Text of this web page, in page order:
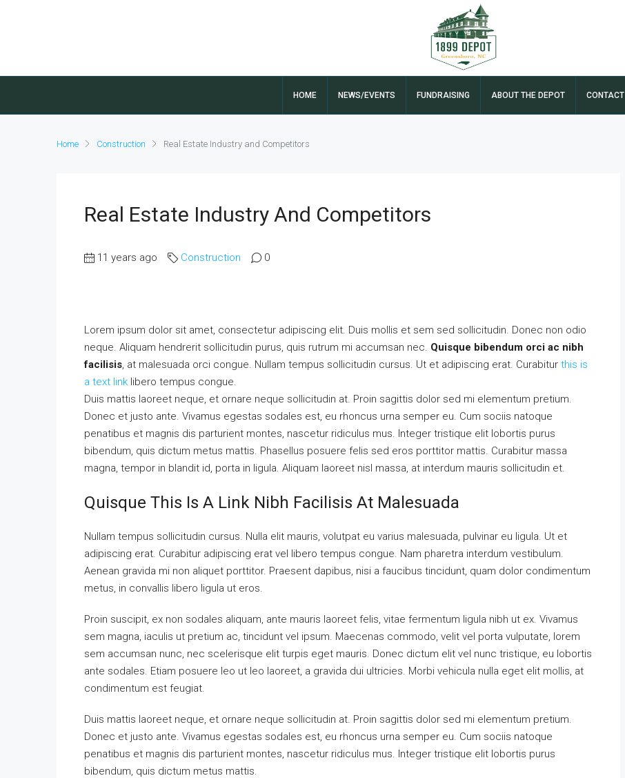
HOME NEWS/EVENTS FUNDRAISING ABOUT THE DEPOT CONTACT
Home Construction Real Estate Industry and Competitors
Real Estate Industry And Competitors
11 years ago Construction 0
Lorem ipsum dolor sit amet, consectetur adipiscing elit. Duis mollis et sem sed sollicitudin. Donec non odio
neque. Aliquam hendrerit sollicitudin purus, quis rutrum mi accumsan nec. Quisque bibendum orci ac nibh
facilisis, at malesuada orci congue. Nullam tempus sollicitudin cursus. Ut et adipiscing erat. Curabitur this is
a text link libero tempus congue.
Duis mattis laoreet neque, et ornare neque sollicitudin at. Proin sagittis dolor sed mi elementum pretium.
Donec et justo ante. Vivamus egestas sodales est, eu rhoncus urna semper eu. Cum sociis natoque
penatibus et magnis dis parturient montes, nascetur ridiculus mus. Integer tristique elit lobortis purus
bibendum, quis dictum metus mattis. Phasellus posuere felis sed eros porttitor mattis. Curabitur massa
magna, tempor in blandit id, porta in ligula. Aliquam laoreet nisl massa, at interdum mauris sollicitudin et.
Quisque This Is A Link Nibh Facilisis At Malesuada
Nullam tempus sollicitudin cursus. Nulla elit mauris, volutpat eu varius malesuada, pulvinar eu ligula. Ut et
adipiscing erat. Curabitur adipiscing erat vel libero tempus congue. Nam pharetra interdum vestibulum.
Aenean gravida mi non aliquet porttitor. Praesent dapibus, nisi a faucibus tincidunt, quam dolor condimentum
metus, in convallis libero ligula ut eros.
Proin suscipit, ex non sodales aliquam, ante mauris laoreet felis, vitae fermentum ligula nibh ut ex. Vivamus
sem magna, iaculis ut pretium ac, tincidunt vel ipsum. Maecenas commodo, velit vel porta vulputate, lorem
sem accumsan nunc, nec scelerisque elit turpis eget mauris. Donec dictum elit vel nunc tristique, eu lobortis
ante sodales. Etiam posuere leo ut leo laoreet, a gravida dui ultricies. Morbi vehicula nulla eget elit mollis, at
condimentum est feugiat.
Duis mattis laoreet neque, et ornare neque sollicitudin at. Proin sagittis dolor sed mi elementum pretium.
Donec et justo ante. Vivamus egestas sodales est, eu rhoncus urna semper eu. Cum sociis natoque
penatibus et magnis dis parturient montes, nascetur ridiculus mus. Integer tristique elit lobortis purus
bibendum, quis dictum metus mattis.